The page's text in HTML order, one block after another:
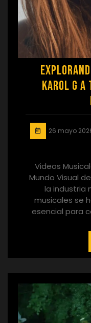
Karol G a
26 mayo
Videos
Mundo Visual
la industria
musicales se
esencial para